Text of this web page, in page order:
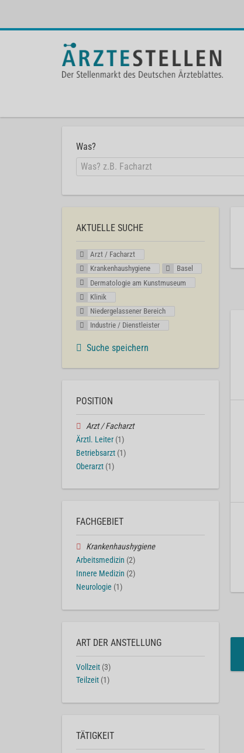
Was?
AKTUELLE SUCHE
Arzt / Facharzt
Krankenhaushygiene
Basel
Dermatologie am Kunstmuseum
Klinik
Niedergelassener Bereich
Industrie / Dienstleister
Suche speichern
POSITION
Arzt / Facharzt
Ärztl. Leiter (1)
Betriebsarzt (1)
Oberarzt (1)
FACHGEBIET
Krankenhaushygiene
Arbeitsmedizin (2)
Innere Medizin (2)
Neurologie (1)
ART DER ANSTELLUNG
Vollzeit (3)
Teilzeit (1)
TÄTIGKEIT